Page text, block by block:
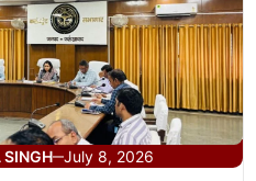
SINGH—July 8, 2026